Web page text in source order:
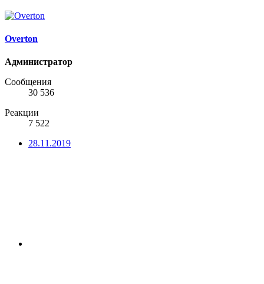
Overton
Администратор
Сообщения
30 536
Реакции
7 522
28.11.2019